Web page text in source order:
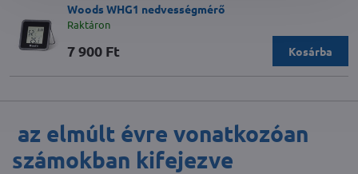
Woods WHG1 nedvességmérő
Raktáron
7 900 Ft Kosárba
az elmúlt évre vonatkozóan
számokban kifejezve